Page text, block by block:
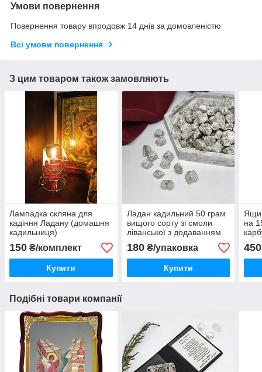
Умови повернення
Повернення товару впродовж 14 днів за домовленістю
Всі умови повернення
З цим товаром також замовляють
Лампадка скляна для
кадіння Ладану (домашня
кадильниця)
150 ₴/комплект
Купити
Ладан кадильний 50 грам
вищого сорту зі смоли
ліванської з додаванням
натуральних масел
(Греція)
180₴/упаковка
Купити
на
450
Подібні товари компанії